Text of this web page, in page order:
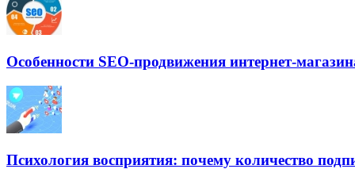
Особенности SEO-продвижения интернет-
Психология восприятия: почему количество